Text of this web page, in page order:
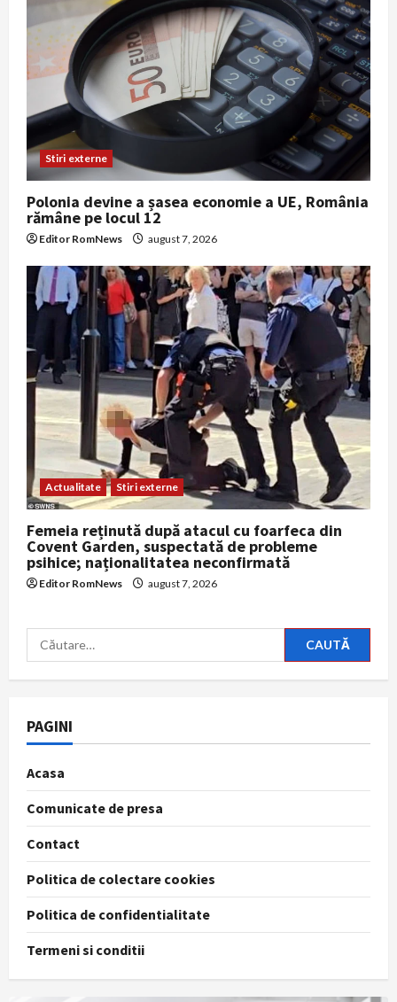
Stiri externe
Polonia devine a șasea economie a UE, România
rămâne pe locul 12
Editor RomNews august 7, 2026
Actualitate Stiri externe
Femeia reținută după atacul cu foarfeca din
Covent Garden, suspectată de probleme
psihice; naționalitatea neconfirmată
Editor RomNews august 7, 2026
Caută
după:
PAGINI
Acasa
Comunicate de presa
Contact
Politica de colectare cookies
Politica de confidentialitate
Termeni si conditii